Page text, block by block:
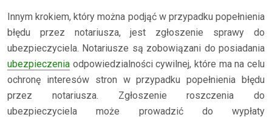
Innym krokiem, który można podjąć w przypadku popełnienia
błędu przez notariusza, jest zgłoszenie sprawy do
ubezpieczyciela. Notariusze są zobowiązani do posiadania
ubezpieczenia odpowiedzialności cywilnej, które ma na celu
ochronę interesów stron w przypadku popełnienia błędu
przez notariusza. Zgłoszenie roszczenia do
ubezpieczyciela może prowadzić do wypłaty